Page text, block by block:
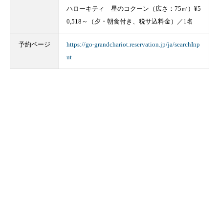
ハローキティ 星のコクーン（広さ：75㎡）¥5
0,518～（夕・朝食付き、税サ込料金）／1名
予約ページ
https://go-grandchariot.reservation.jp/ja/searchInp
ut